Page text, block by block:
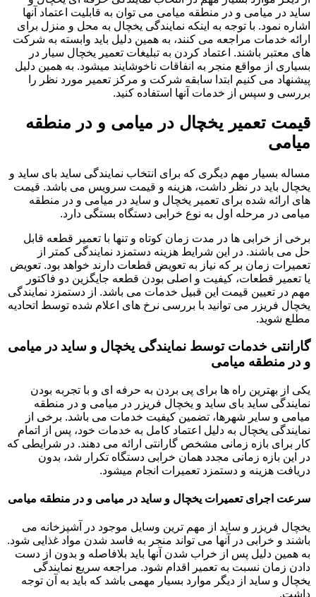
ساید در میامی و در منطقه میامی می توان به قابلیت اعتماد آنها
اشاره نمود. با توجه به اینکه نمایندگی یخچال به محل و منزل برای
ارائه خدمات مراجعه می کنند، به همین دلیل باید وابسته به شرکت
های معتبر باشند. اعتماد کردن به تبلیغات تعمیر یخچال سیار در
بسیاری از مواقع منجر به انفاقات ناخوشایند میشود. به همین دلیل
پیشنهاد می کنیم ابتدا سابقه شرکت و مرکز تعمیر مورد نظر را
بررسی و سپس از خدمات آنها استفاده کنید.
قیمت تعمیر یخچال در میامی و در منطقه
میامی
مساله بسیار مهم دیگری که برای انتخاب نمایندگی ساید بای ساید و
یخچال باید در نظر داشت، هزینه و قیمت سرویس می باشد. قیمت
های ارائه شده برای تعمیر یخچال و ساید در میامی و در منطقه
میامی در مرحله اول به نوع خرابی دستگاه بستگی دارد.
برخی از خرابی ها در مدت زمان کوتاه و تنها با تعمیر قطعه قابل
حل می باشند. در این شرایط هزینه دستمزد نمایندگی کمتر از
تعمیرات زمان بر که نیاز به تعویض قطعات دارند خواهد بود. تعویض
یا تعمیر قطعات، کیفیت و اصلی بودن قطعه جایگزین دو فاکتور
مهم در تعیین قیمت این قبیل خدمات می باشد. از دستمزد نمایندگی
یخچال فریزر می توانید با بررسی نرخ های اعلام شده توسط اتحادیه
مطلع شوید.
گارانتی خدمات توسط نمایندگی یخچال و ساید در میامی
و در منطقه میامی
یکی از بهترین راه ها برای پی بردن به حرفه ای و با تجربه بودن
نمایندگی ساید بای ساید و یخچال فریزر در میامی و در منطقه
میامی و سایر شهرها، تضمین کیفیت خدمات می باشد. برخی از
نمایندگی یخچال به دلیل اعتماد کامل به خدمات خود، پس از اتمام
کار برای بازه زمانی مشخص گارانتی ارائه می دهند. در شرایطی که
در این بازه زمانی مجدد همان خرابی دستگاه تکرار شد، بدون
دریافت هزینه و دستمزد تعمیرات انجام میشود.
سرعت اجرای تعمیرات یخچال و ساید در میامی و در منطقه میامی
یخچال فریزر و ساید از مهم ترین وسایل موجود در آشپزخانه می
باشند و خرابی در آنها می تواند منجر به فاسد شدن مواد غذایی شود.
به همین دلیل پس از خراب شدن آنها باید بلافاصله و بدون از دست
دادن زمان نسبت به تعمیر اقدام شود. مراجعه سریع نمایندگی
یخچال و ساید از دیگر موارد بسیار مهمی باشد که باید به آن توجه
داشت.